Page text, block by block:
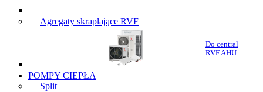
Agregaty skraplające RVF
Do central
RVF AHU
POMPY CIEPŁA
Split